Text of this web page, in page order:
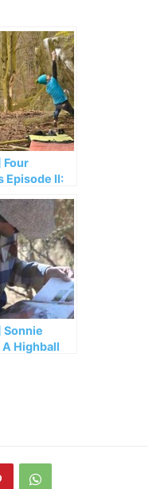
Four
Episode II:
woods
Sonnie
Highball